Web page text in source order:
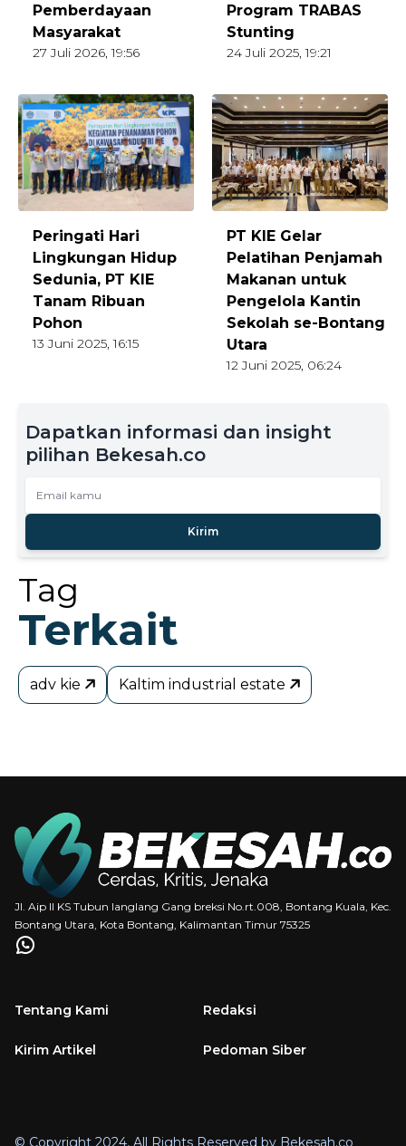
Pemberdayaan
Masyarakat
27 Juli 2026, 19:56
Program TRABAS
Stunting
24 Juli 2025, 19:21
Peringati Hari
Lingkungan Hidup
Sedunia, PT KIE
Tanam Ribuan
Pohon
13 Juni 2025, 16:15
PT KIE Gelar
Pelatihan Penjamah
Makanan untuk
Pengelola Kantin
Sekolah se-Bontang
Utara
12 Juni 2025, 06:24
Dapatkan informasi dan insight
pilihan Bekesah.co
Kirim
Tag
Terkait
adv kie Kaltim industrial estate
Jl. Aip II KS Tubun langlang Gang breksi No.rt.008, Bontang Kuala, Kec.
Bontang Utara, Kota Bontang, Kalimantan Timur 75325
Tentang Kami Redaksi
Kirim Artikel Pedoman Siber
© Copyright 2024, All Rights Reserved by Bekesah.co